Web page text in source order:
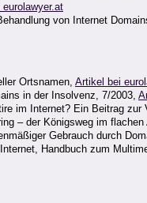
von Internet
Ortsnamen, Artikel bei
in der Insolvenz, 7/2003,
im Internet? Ein Beitrag
– der Königsweg im
Gebrauch durch
Handbuch zum